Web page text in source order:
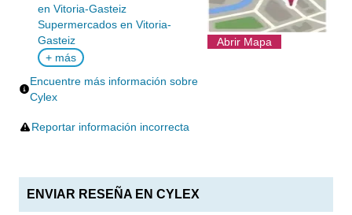
en Vitoria-Gasteiz
Supermercados en Vitoria-
Gasteiz
+ más
Encuentre más información sobre
Cylex
Reportar información incorrecta
Abrir Mapa
ENVIAR RESEÑA EN CYLEX